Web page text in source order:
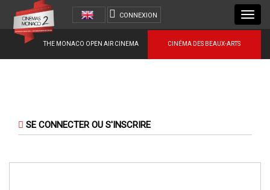
CINÉMA DES BEAUX-ARTS
THE MONACO OPEN AIR CINEMA
CONNEXION
SE CONNECTER OU S'INSCRIRE